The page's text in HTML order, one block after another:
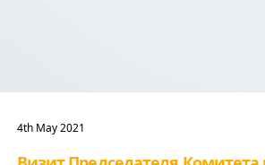
4th May 2021